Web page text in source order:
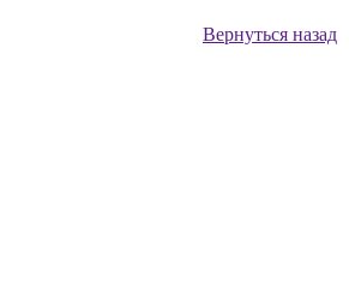
Вернуться назад